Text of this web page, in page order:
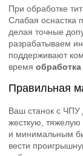
При обработке
Слабая оснастка
делая точные
разрабатываем
поддерживают
время обработка
Правильная
Ваш станок с ЧПУ
жесткую,
и минимальным
вести